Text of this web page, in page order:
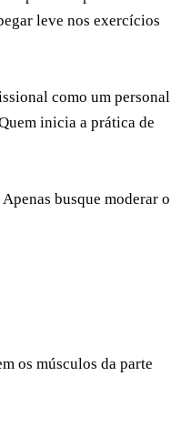
leve nos exercícios
como um personal
inicia a prática de
busque moderar o
os músculos da parte